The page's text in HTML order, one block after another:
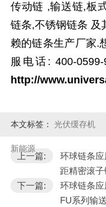
传动链 ,输送链,板
链条,不锈钢链条 及
赖的链条生产厂家.
服电话: 400-0599-
http://
本文标签： 光伏缓存机
新能源
上一篇:
环球链条
距精密滚子
下一篇:
环球链条
FU系列输